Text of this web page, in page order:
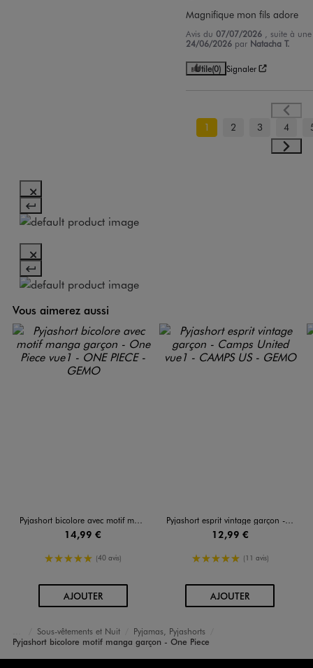
Magnifique mon fils adore
Avis du07/07/2026
, suite à
24/06/2026 par Natacha T.
Utile(0) Signaler
1 2 3 4
Vous aimerez aussi
Pyjashort bicolore avec motif manga garçon - One Piece
14,99 €
5/5 de moyenne
(40 avis)
AJOUTERAU PANIER
Pyjashort esprit vintage garçon - Camps United
12,99 €
5/5 de moyenne
(11 avis)
AJOUTERAU PANIER
Accueil
Garçon
Sous-vêtements et Nuit
Pyjamas, Pyjashorts
Pyjashort bicolore motif manga garçon - One Piece